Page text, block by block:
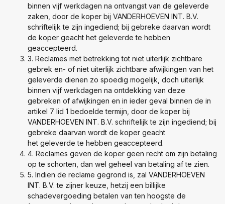
binnen vijf werkdagen na ontvangst van de geleverde
zaken, door de koper bij VANDERHOEVEN INT. B.V.
schriftelijk te zijn ingediend; bij gebreke daarvan wordt
de koper geacht het geleverde te hebben
geaccepteerd.
3. Reclames met betrekking tot niet uiterlijk zichtbare
gebrek en- of niet uiterlijk zichtbare afwijkingen van het
geleverde dienen zo spoedig mogelijk, doch uiterlijk
binnen vijf werkdagen na ontdekking van deze
gebreken of afwijkingen en in ieder geval binnen de in
artikel 7 lid 1 bedoelde termijn, door de koper bij
VANDERHOEVEN INT. B.V. schriftelijk te zijn ingediend; bij
gebreke daarvan wordt de koper geacht
het geleverde te hebben geaccepteerd.
4. Reclames geven de koper geen recht om zijn betaling
op te schorten, dan wel geheel van betaling af te zien.
5. Indien de reclame gegrond is, zal VANDERHOEVEN
INT. B.V. te zijner keuze, hetzij een billijke
schadevergoeding betalen van ten hoogste de